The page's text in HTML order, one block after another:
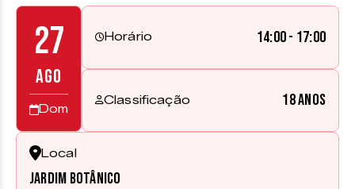
27
AGO
Dom
Horário 14:00 - 17:00
Classificação 18 anos
Local
Jardim Botânico